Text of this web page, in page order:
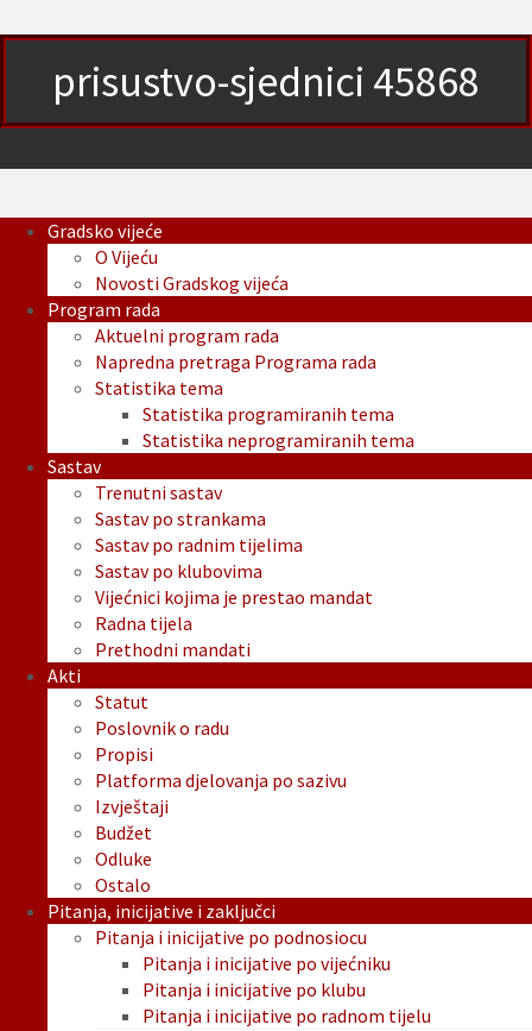
prisustvo-sjednici 45868
Gradsko vijeće
O Vijeću
Novosti Gradskog vijeća
Program rada
Aktuelni program rada
Napredna pretraga Programa rada
Statistika tema
Statistika programiranih tema
Statistika neprogramiranih tema
Sastav
Trenutni sastav
Sastav po strankama
Sastav po radnim tijelima
Sastav po klubovima
Vijećnici kojima je prestao mandat
Radna tijela
Prethodni mandati
Akti
Statut
Poslovnik o radu
Propisi
Platforma djelovanja po sazivu
Izvještaji
Budžet
Odluke
Ostalo
Pitanja, inicijative i zaključci
Pitanja i inicijative po podnosiocu
Pitanja i inicijative po vijećniku
Pitanja i inicijative po klubu
Pitanja i inicijative po radnom tijelu